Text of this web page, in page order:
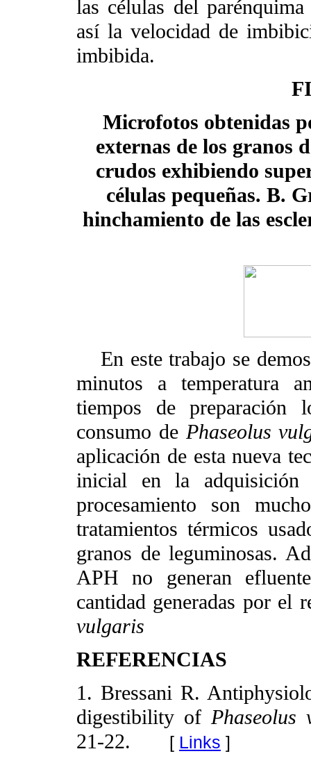
las células del
así la velocidad de
imbibida.
Microfotos obtenidas
externas de los granos
crudos exhibiendo
células pequeñas. B.
hinchamiento de las
En este trabajo se
minutos a temperatura
tiempos de preparación
consumo de Phaseolus
aplicación de esta nueva
inicial en la
procesamiento son
tratamientos térmicos
granos de leguminosas.
APH no generan
cantidad generadas por el
vulgaris
REFERENCIAS
1. Bressani R.
digestibility of Phaseolus
21-22. [ Links ]